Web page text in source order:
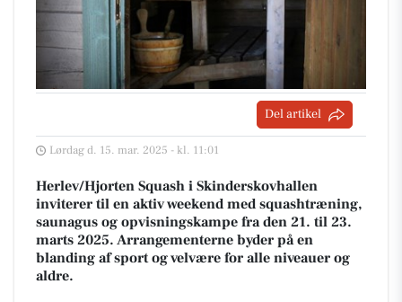
Del artikel
Lørdag d. 15. mar. 2025 - kl. 11:01
Herlev/Hjorten Squash i Skinderskovhallen
inviterer til en aktiv weekend med squashtræning,
saunagus og opvisningskampe fra den 21. til 23.
marts 2025. Arrangementerne byder på en
blanding af sport og velvære for alle niveauer og
aldre.